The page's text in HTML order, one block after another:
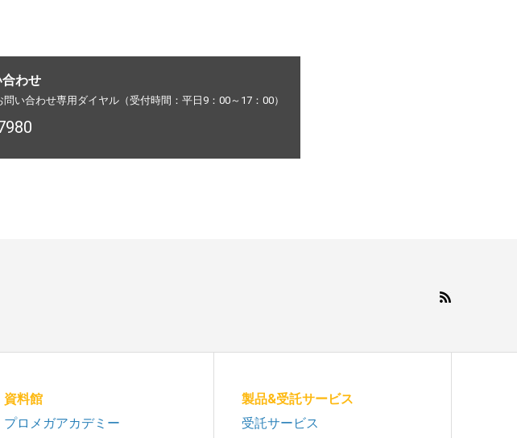
わせ
い合わせ専用ダイヤル（受付時間：平日9：00～17：00）
資料館
プロメガアカデミー
製品&受託サービス
受託サービス